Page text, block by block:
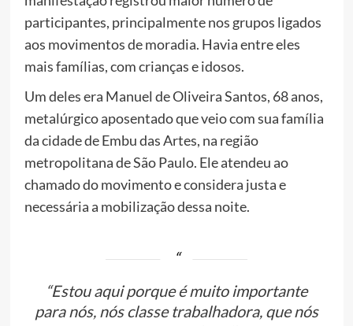
participantes, principalmente nos grupos ligados
aos movimentos de moradia. Havia entre eles
mais famílias, com crianças e idosos.
Um deles era Manuel de Oliveira Santos, 68 anos,
metalúrgico aposentado que veio com sua família
da cidade de Embu das Artes, na região
metropolitana de São Paulo. Ele atendeu ao
chamado do movimento e considera justa e
necessária a mobilização dessa noite.
“Estou aqui porque é muito importante
para nós, nós classe trabalhadora, que nós